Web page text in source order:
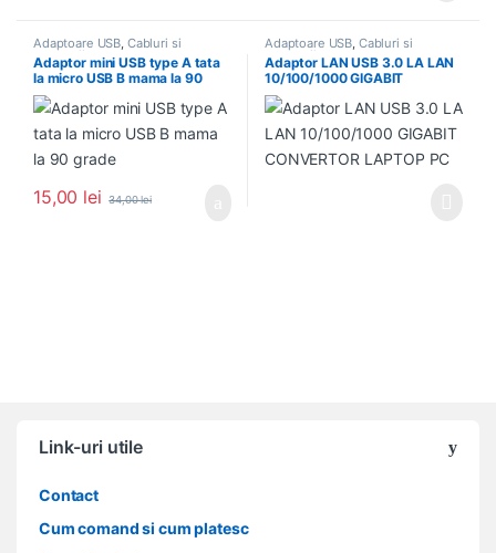
Adaptoare USB Cabluri si
accesorii
Adaptor mini USB type A tata
la micro USB B mama la 90
grade
15,00 lei 34,00lei
Adaptoare USB Cabluri si
accesorii
Adaptor LAN USB 3.0 LA LAN
10/100/1000 GIGABIT
CONVERTOR LAPTOP PC
Link-uri utile
Contact
Cum comand si cum platesc